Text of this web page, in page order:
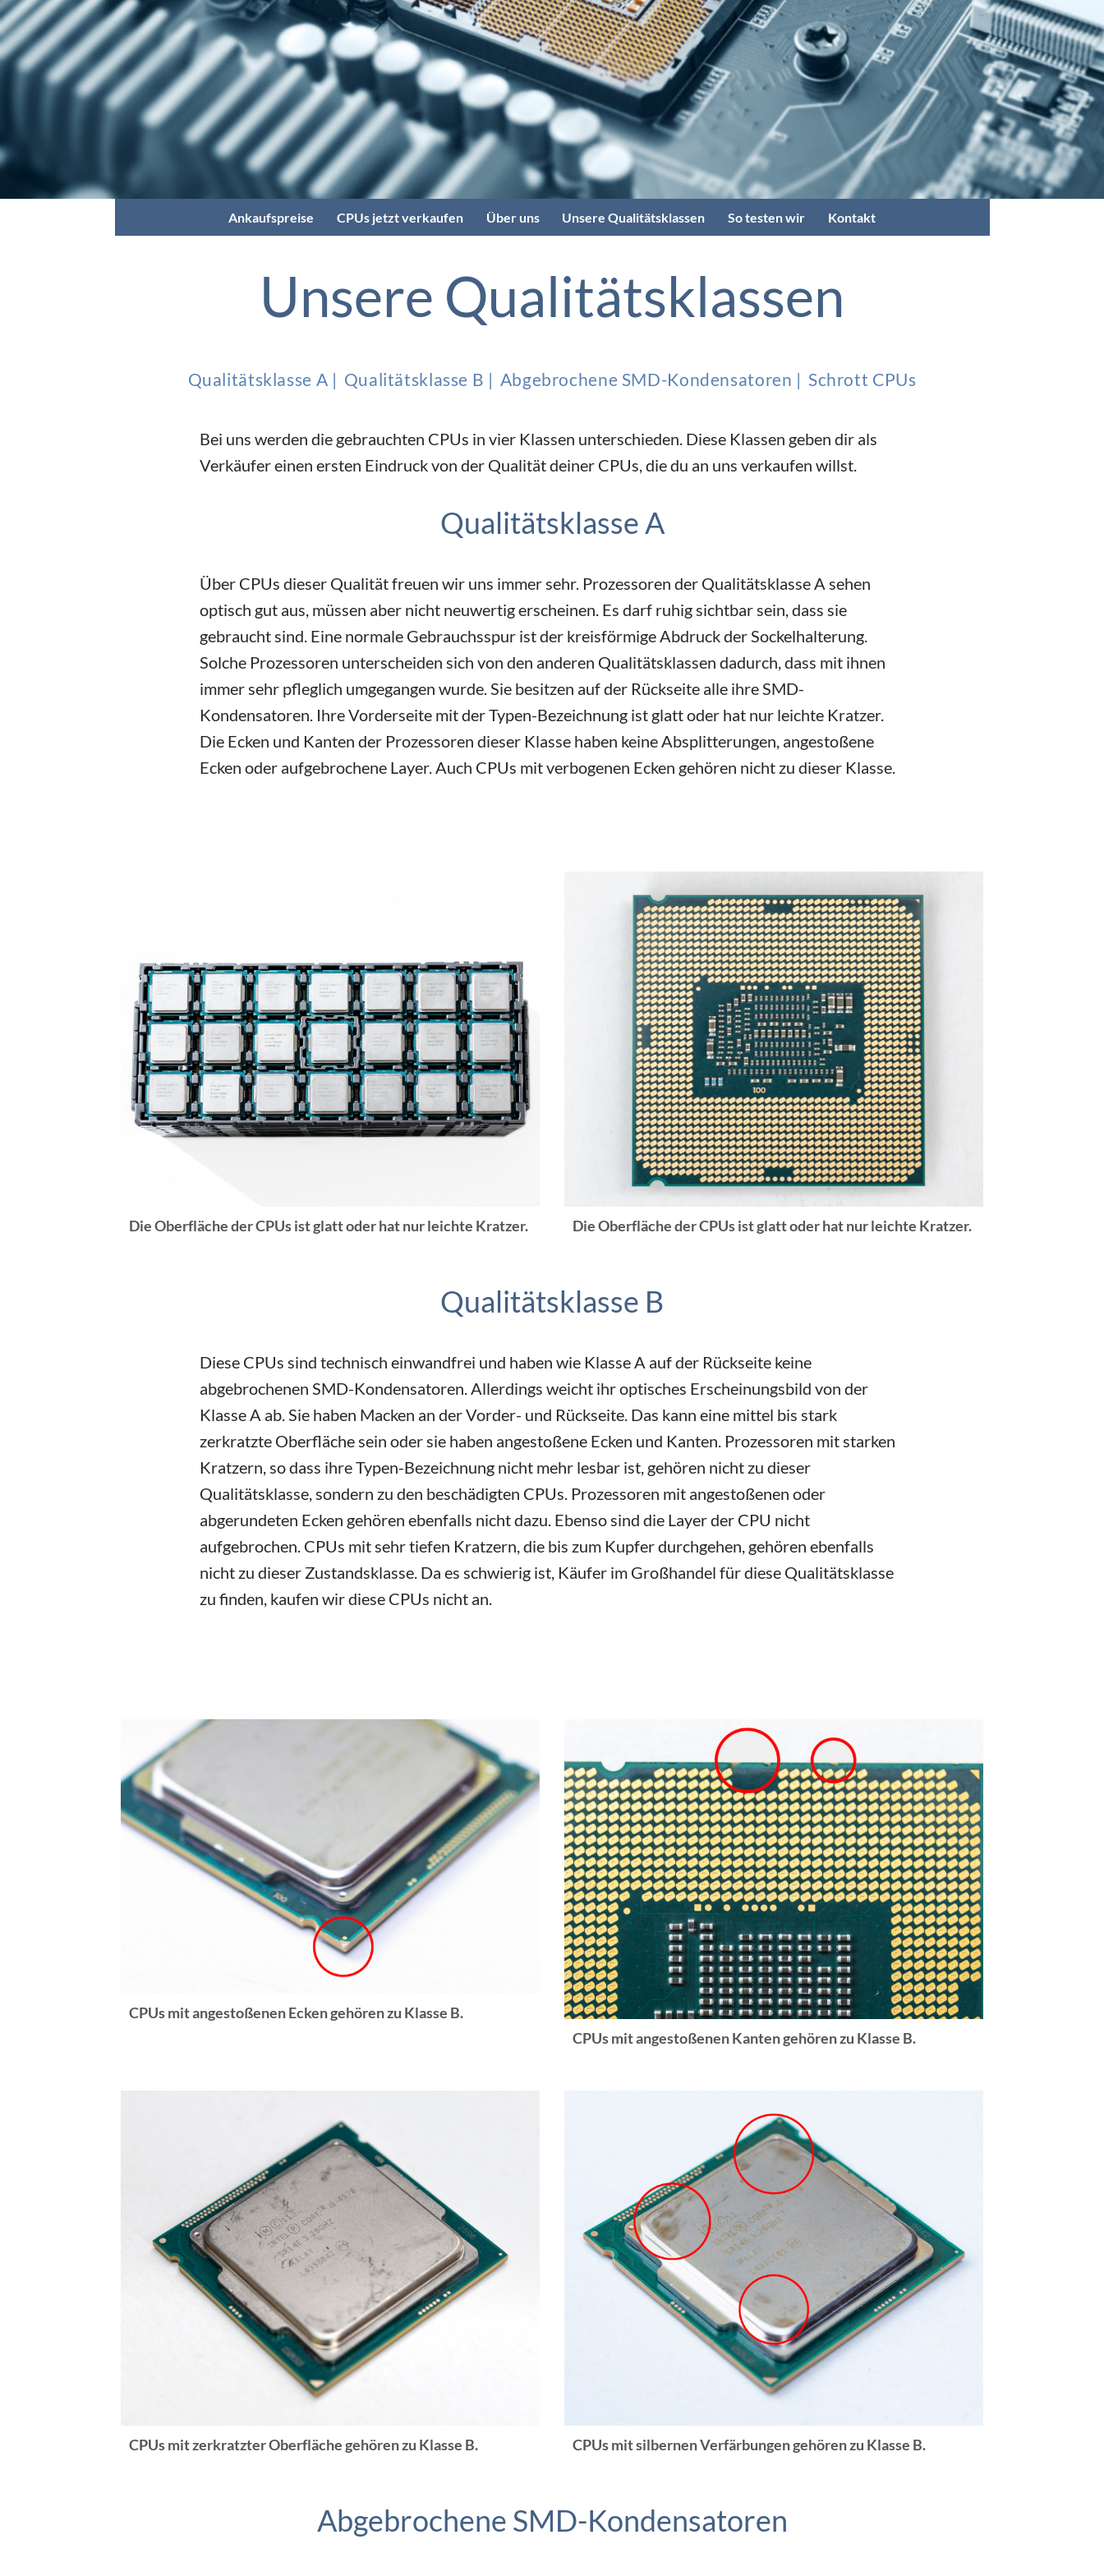
Ankaufspreise CPUs jetzt verkaufen Über uns Unsere Qualitätsklassen So testen wir Kontakt
Unsere Qualitätsklassen
Qualitätsklasse A | Qualitätsklasse B | Abgebrochene SMD-Kondensatoren | Schrott CPUs
Bei uns werden die gebrauchten CPUs in vier Klassen unterschieden. Diese Klassen geben dir als
Verkäufer einen ersten Eindruck von der Qualität deiner CPUs, die du an uns verkaufen willst.
Qualitätsklasse A
Über CPUs dieser Qualität freuen wir uns immer sehr. Prozessoren der Qualitätsklasse A sehen
optisch gut aus, müssen aber nicht neuwertig erscheinen. Es darf ruhig sichtbar sein, dass sie
gebraucht sind. Eine normale Gebrauchsspur ist der kreisförmige Abdruck der Sockelhalterung.
Solche Prozessoren unterscheiden sich von den anderen Qualitätsklassen dadurch, dass mit ihnen
immer sehr pfleglich umgegangen wurde. Sie besitzen auf der Rückseite alle ihre SMD-
Kondensatoren. Ihre Vorderseite mit der Typen-Bezeichnung ist glatt oder hat nur leichte Kratzer.
Die Ecken und Kanten der Prozessoren dieser Klasse haben keine Absplitterungen, angestoßene
Ecken oder aufgebrochene Layer. Auch CPUs mit verbogenen Ecken gehören nicht zu dieser Klasse.
Die Oberfläche der CPUs ist glatt oder hat nur leichte Kratzer. Die Oberfläche der CPUs ist glatt oder hat nur leichte Kratzer.
Qualitätsklasse B
Diese CPUs sind technisch einwandfrei und haben wie Klasse A auf der Rückseite keine
abgebrochenen SMD-Kondensatoren. Allerdings weicht ihr optisches Erscheinungsbild von der
Klasse A ab. Sie haben Macken an der Vorder- und Rückseite. Das kann eine mittel bis stark
zerkratzte Oberfläche sein oder sie haben angestoßene Ecken und Kanten. Prozessoren mit starken
Kratzern, so dass ihre Typen-Bezeichnung nicht mehr lesbar ist, gehören nicht zu dieser
Qualitätsklasse, sondern zu den beschädigten CPUs. Prozessoren mit angestoßenen oder
abgerundeten Ecken gehören ebenfalls nicht dazu. Ebenso sind die Layer der CPU nicht
aufgebrochen. CPUs mit sehr tiefen Kratzern, die bis zum Kupfer durchgehen, gehören ebenfalls
nicht zu dieser Zustandsklasse. Da es schwierig ist, Käufer im Großhandel für diese Qualitätsklasse
zu finden, kaufen wir diese CPUs nicht an.
CPUs mit angestoßenen Ecken gehören zu Klasse B.
CPUs mit angestoßenen Kanten gehören zu Klasse B.
CPUs mit zerkratzter Oberfläche gehören zu Klasse B. CPUs mit silbernen Verfärbungen gehören zu Klasse B.
Abgebrochene SMD-Kondensatoren